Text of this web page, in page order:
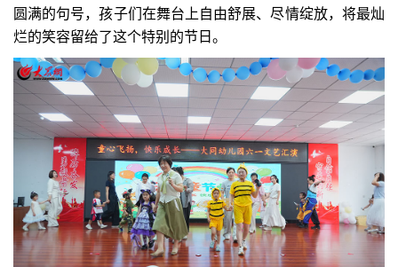
圆满的句号，孩子们在舞台上自由舒展、尽情绽放，将最灿
烂的笑容留给了这个特别的节日。